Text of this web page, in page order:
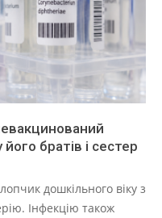
братів і сестер
дошкільного віку з
Інфекцію також